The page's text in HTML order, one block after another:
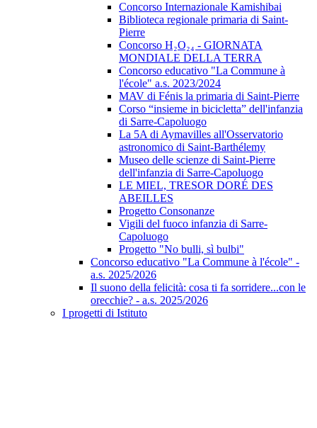
Concorso Internazionale Kamishibai
Biblioteca regionale primaria di Saint-
Pierre
Concorso H₂O₂₄ - GIORNATA
MONDIALE DELLA TERRA
Concorso educativo "La Commune à
l'école" a.s. 2023/2024
MAV di Fénis la primaria di Saint-Pierre
Corso “insieme in bicicletta” dell'infanzia
di Sarre-Capoluogo
La 5A di Aymavilles all'Osservatorio
astronomico di Saint-Barthélemy
Museo delle scienze di Saint-Pierre
dell'infanzia di Sarre-Capoluogo
LE MIEL, TRESOR DORÉ DES
ABEILLES
Progetto Consonanze
Vigili del fuoco infanzia di Sarre-
Capoluogo
Progetto "No bulli, sì bulbi"
Concorso educativo "La Commune à l'école" -
a.s. 2025/2026
Il suono della felicità: cosa ti fa sorridere...con le
orecchie? - a.s. 2025/2026
I progetti di Istituto